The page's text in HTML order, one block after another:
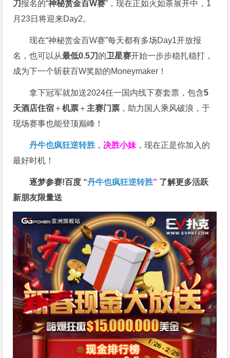
刀报名的“神秘赏金百W赛”，现在正如火如荼展开中，1
月23日将迎来Day2。
现在“神秘赏金百W赛”每天都有多场Day1开放报
名，也可以从最低0.5刀 的卫星赛开始一步步稳扎稳打，
成为下一个斩获百W奖励的Moneymaker！
拿下冠军就加送2024任一国内线下赛套票，包含5
天酒店住宿 ＋机票 ＋ 主赛门票 ，助力国人乘风破浪，于
现场赛事也能登顶巅峰！
丹牛也疯狂逆转胜 ， 决胜小妹 ，现在正是你加入的
最好时机！
逐梦参赛!百度 “丹牛也疯狂逆转胜” 了解更多活跃
新朋友限量送